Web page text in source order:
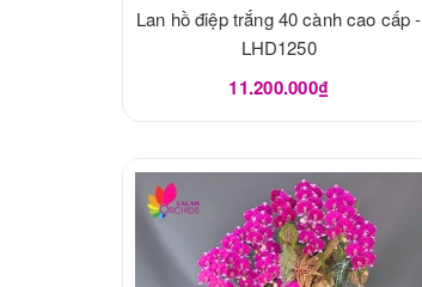
Lan hồ điệp trắng 40 cành cao cấp -
LHD1250
11.200.000₫